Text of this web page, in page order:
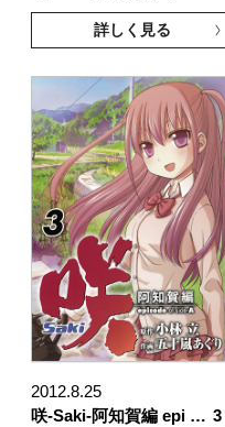
詳しく見る
2012.8.25
咲-Saki-阿知賀編 epi … 3